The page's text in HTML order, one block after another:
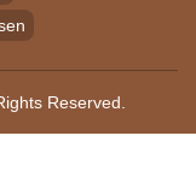
Reserved.